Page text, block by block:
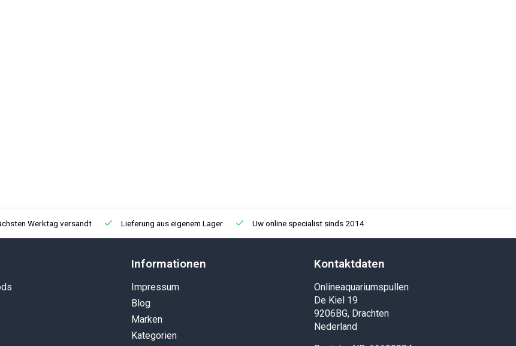
Werktag versandt Lieferung aus eigenem Lager Uw online specialist sinds 2014
Informationen
Impressum
Blog
Marken
Kategorien
Kontaktdaten
Onlineaquariumspullen
De Kiel 19
9206BG, Drachten
Nederland